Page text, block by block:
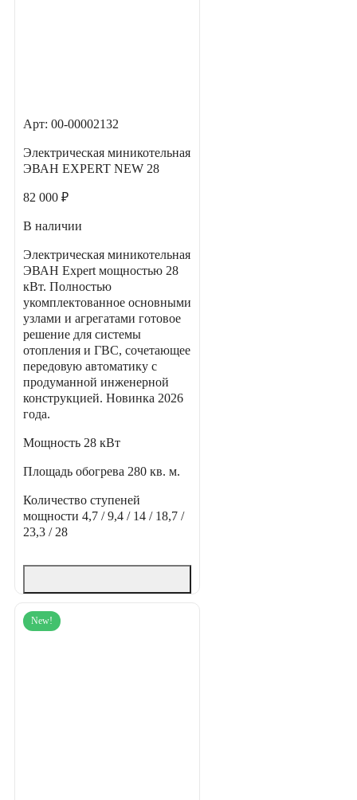
Арт: 00-00002132
Электрическая миникотельная
ЭВАН EXPERT NEW 28
82 000 ₽
В наличии
Электрическая миникотельная
ЭВАН Expert мощностью 28
кВт. Полностью
укомплектованное основными
узлами и агрегатами готовое
решение для системы
отопления и ГВС, сочетающее
передовую автоматику с
продуманной инженерной
конструкцией. Новинка 2026
года.
Мощность 28 кВт
Площадь обогрева 280 кв. м.
Количество ступеней
мощности 4,7 / 9,4 / 14 / 18,7 /
23,3 / 28
New!